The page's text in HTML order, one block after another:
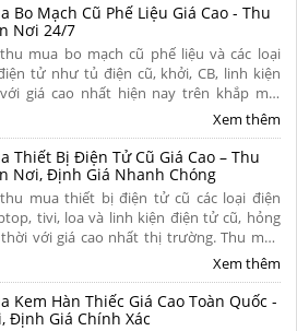
Bo Mạch Cũ Phế Liệu Giá Cao - Thu
Nơi 24/7
mua bo mạch cũ phế liệu và các loại
tử như tủ điện cũ, khởi, CB, linh kiện
giá cao nhất hiện nay trên khắp mọi
quốc. Cam kết thu mua tận nơi, uy tín,
Xem thêm
Thiết Bị Điện Tử Cũ Giá Cao – Thu
Nơi, Định Giá Nhanh Chóng
mua thiết bị điện tử cũ các loại điện
tivi, loa và linh kiện điện tử cũ, hỏng
với giá cao nhất thị trường. Thu mua
thủ tục nhanh gọn, thanh toán nhanh dứt
Xem thêm
Kem Hàn Thiếc Giá Cao Toàn Quốc -
Định Giá Chính Xác